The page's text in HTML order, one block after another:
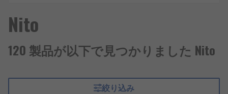
Nito
120 製品が以下で見つかりました Nito
絞り込み